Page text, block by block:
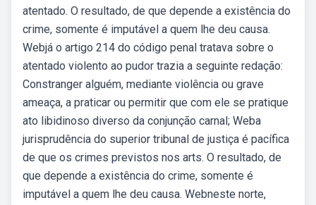
atentado. O resultado, de que depende a existência do
crime, somente é imputável a quem lhe deu causa.
Webjá o artigo 214 do código penal tratava sobre o
atentado violento ao pudor trazia a seguinte redação:
Constranger alguém, mediante violência ou grave
ameaça, a praticar ou permitir que com ele se pratique
ato libidinoso diverso da conjunção carnal; Weba
jurisprudência do superior tribunal de justiça é pacífica
de que os crimes previstos nos arts. O resultado, de
que depende a existência do crime, somente é
imputável a quem lhe deu causa. Webneste norte,